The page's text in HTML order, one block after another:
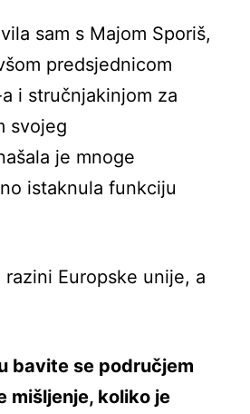
sam s Majom Sporiš,
predsjednicom
i stručnjakinjom za
svojeg
je mnoge
istaknula funkciju
Europske unije, a
bavite se područjem
mišljenje, koliko je